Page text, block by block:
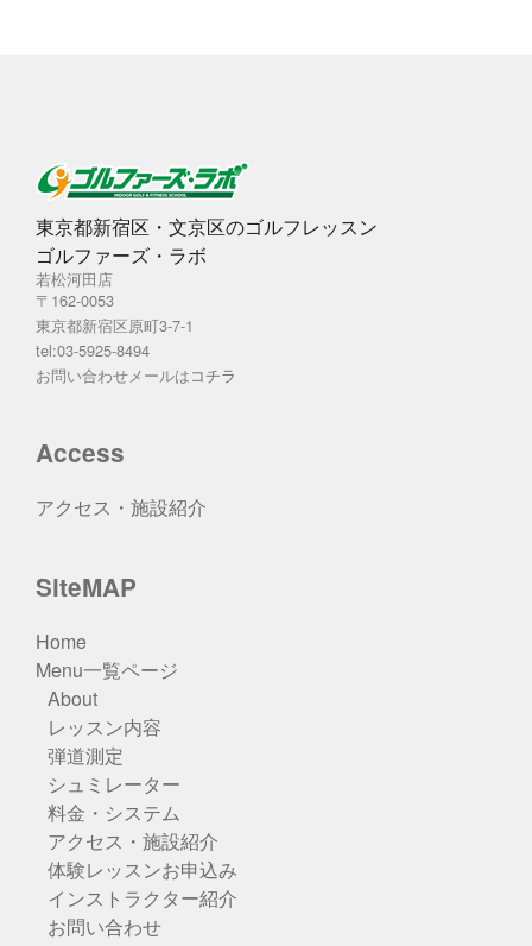
東京都新宿区・文京区のゴルフレッスン
ゴルファーズ・ラボ
若松河田店
〒162-0053
東京都新宿区原町3-7-1
tel:03-5925-8494
お問い合わせメールはコチラ
Access
アクセス・施設紹介
SiteMAP
Home
Menu一覧ページ
About
レッスン内容
弾道測定
シュミレーター
料金・システム
アクセス・施設紹介
体験レッスンお申込み
インストラクター紹介
お問い合わせ